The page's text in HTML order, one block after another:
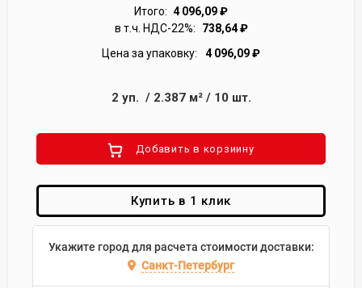
Итого: 4 096,09₽
в т.ч. НДС-22%:
738,64₽
Цена за упаковку:
4 096,09₽
2 уп. / 2.387м²/ 10 шт.
Добавить в корзиину
Купить в 1 клик
Укажите город для расчета стоимости доставки:
Санкт-Петербург